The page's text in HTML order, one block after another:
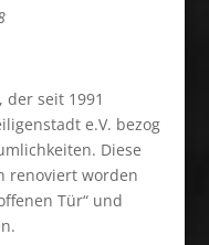
der seit 1991
e.V. bezog
Diese
renoviert worden
Tür“ und